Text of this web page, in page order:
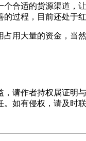
适的货源渠道，
过程，目前还处于
大量的资金，当
请作者持权属证
如有侵权，请及时联